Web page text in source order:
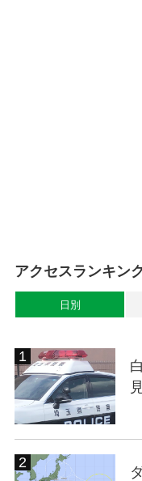
アクセスランキン
日別